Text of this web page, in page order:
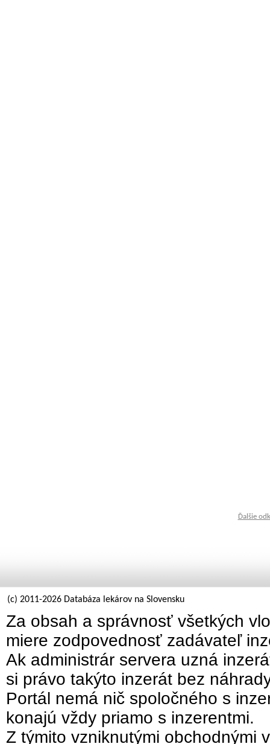
Ďalšie
(c) 2011-2026 Databáza lekárov na Slovensku
Za obsah a správnosť všetkých
miere zodpovednosť zadávateľ
Ak administrár servera uzná
si právo takýto inzerát bez
Portál nemá nič spoločného s
konajú vždy priamo s inzerentmi.
Z týmito vzniknutými obchodnými